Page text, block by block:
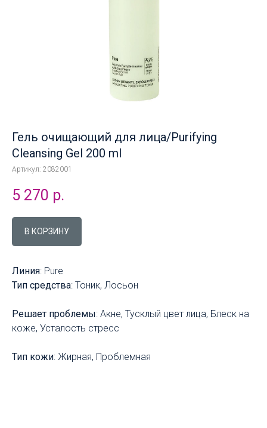
Гель очищающий для лица/Purifying
Cleansing Gel 200 ml
Артикул: 2082001
5 270 р.
В КОРЗИНУ
Линия: Pure
Тип средства: Тоник, Лосьон
Решает проблемы: Акне, Тусклый цвет лица, Блеск на
коже, Усталость стресс
Тип кожи: Жирная, Проблемная